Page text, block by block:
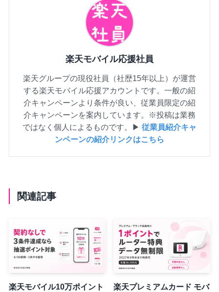
楽天モバイル応援社員
楽天グループの現役社員（社歴15年以上）が運営
する楽天モバイル応援アカウントです。一般の紹
介キャンペーンより条件が良い、従業員限定の紹
介キャンペーンを案内しています。※投稿は業務
ではなく個人によるものです。▶ 従業員紹介キャ
ンペーンの紹介リンクはこちら
関連記事
楽天モバイル10万ポイント
楽天プレミアムカード モバ